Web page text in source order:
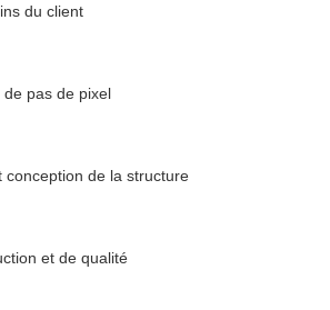
du client
pas de pixel
conception de la structure
et de qualité